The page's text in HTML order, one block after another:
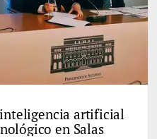
artificial
en Salas